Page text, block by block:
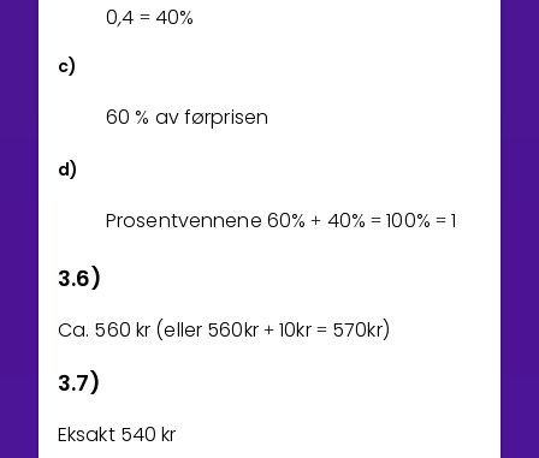
0,4 = 40%
c)
60 % av førprisen
d)
Prosentvennene 60% + 40% = 100% = 1
3.6)
Ca. 560 kr (eller 560kr + 10kr = 570kr)
3.7)
Eksakt 540 kr